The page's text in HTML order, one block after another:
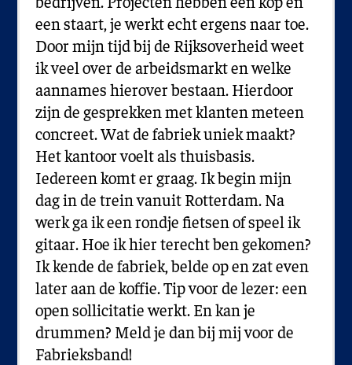
een staart, je werkt echt ergens naar toe.
Door mijn tijd bij de Rijksoverheid weet
ik veel over de arbeidsmarkt en welke
aannames hierover bestaan. Hierdoor
zijn de gesprekken met klanten meteen
concreet. Wat de fabriek uniek maakt?
Het kantoor voelt als thuisbasis.
Iedereen komt er graag. Ik begin mijn
dag in de trein vanuit Rotterdam. Na
werk ga ik een rondje fietsen of speel ik
gitaar. Hoe ik hier terecht ben gekomen?
Ik kende de fabriek, belde op en zat even
later aan de koffie. Tip voor de lezer: een
open sollicitatie werkt. En kan je
drummen? Meld je dan bij mij voor de
Fabrieksband!